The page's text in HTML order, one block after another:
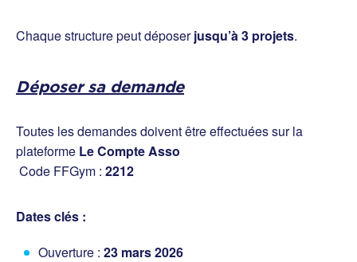
Chaque structure peut déposerjusqu’à 3 projets.
Déposer sa demande
Toutes les demandes doivent être effectuées sur la
plateforme Le Compte Asso
Code FFGym : 2212
Dates clés :
Ouverture : 23 mars 2026